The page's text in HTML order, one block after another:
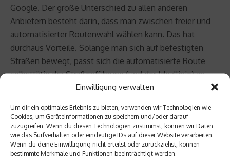
Einwilligung verwalten
Um dir ein optimales Erlebnis zu bieten, verwenden wir Technologien wie
Cookies, um Geräteinformationen zu speichern und/oder darauf
zuzugreifen. Wenn du diesen Technologien zustimmst, können wir Daten
wie das Surfverhalten oder eindeutige IDs auf dieser Website verarbeiten.
Wenn du deine Einwillligung nicht erteilst oder zurückziehst, können
bestimmte Merkmale und Funktionen beeinträchtigt werden.
Google. Der große Unterschied zu allen anderen
Anbietern besteht darin, dass man zwischen freier und
automatisierter Routenwahl wählen kann. Das hat
durchaus Vorteile. Solange man sich auf befestigten
Straßen bewegt, passt sich die automatisierte Route
selbsttätig der Straßenführung (und der Ideallinie) an.
Weicht man ab von der befestigten Straße, kann man
Messung läuft trotzdem weiter. Durch diese Technik
gewinnt die Messung an Präzision. Außerdem geht sie
schneller von statten, weil Du weniger Punkte markieren
musst.